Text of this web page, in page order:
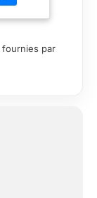
fournies par